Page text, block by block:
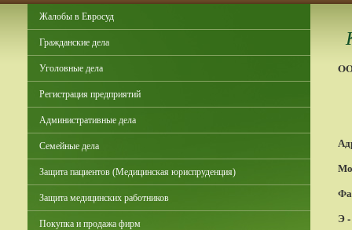
Жалобы в Евросуд
Гражданские дела
Уголовные дела
Регистрация предприятий
Административные дела
Семейные дела
Защита пациентов (Медицинская юриспруденция)
Защита медицинских работников
Покупка и продажа фирм
Э